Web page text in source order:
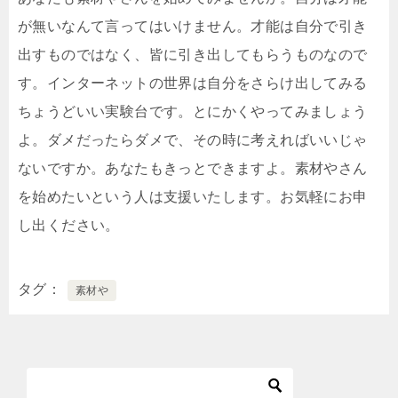
が無いなんて言ってはいけません。才能は自分で引き
出すものではなく、皆に引き出してもらうものなので
す。インターネットの世界は自分をさらけ出してみる
ちょうどいい実験台です。とにかくやってみましょう
よ。ダメだったらダメで、その時に考えればいいじゃ
ないですか。あなたもきっとできますよ。素材やさん
を始めたいという人は支援いたします。お気軽にお申
し出ください。
タグ 素材や